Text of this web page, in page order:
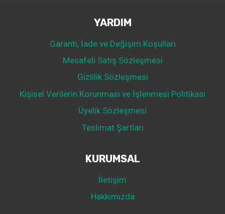
YARDIM
Garanti, İade ve Değişim Koşulları
Mesafeli Satış Sözleşmesi
Gizlilik Sözleşmesi
Kişisel Verilerin Korunması ve İşlenmesi Politikası
Üyelik Sözleşmesi
Teslimat Şartları
KURUMSAL
İletişim
Hakkımızda